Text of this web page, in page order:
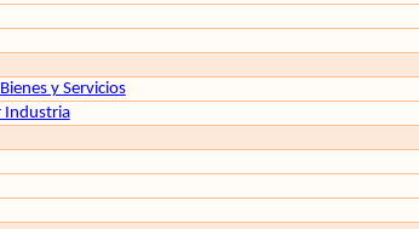
y Servicios
Industria